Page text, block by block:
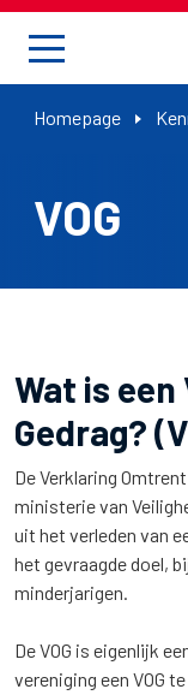
Homepage
VOG
Wat is
Gedrag?
De Verklaring
ministerie van
uit het verleden van
het gevraagde doel,
minderjarigen.
De VOG is eigenlijk
vereniging een VOG